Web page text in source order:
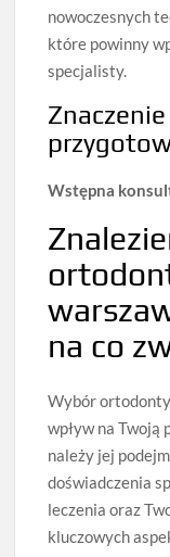
nowoczesnych
które powinny
specjalisty.
Wstępna
na co
Wybór
wpływ na Twoją
należy jej
doświadczenia
leczenia oraz
kluczowych